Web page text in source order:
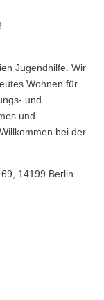
Jugendhilfe. Wir
Wohnen für
und
und
bei der
14199 Berlin